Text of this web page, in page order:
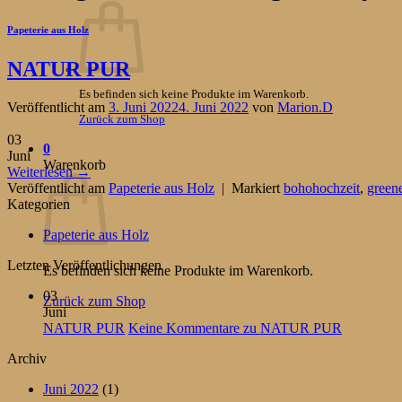
Es befinden sich keine Produkte im Warenkorb.
Zurück zum Shop
0
Warenkorb
Es befinden sich keine Produkte im Warenkorb.
Zurück zum Shop
Papeterie aus Holz
NATUR PUR
Veröffentlicht am 3. Juni 20224. Juni 2022 von Marion.D
03
Juni
Weiterlesen→
Veröffentlicht am Papeterie aus Holz | Markiert bohohochzeit,
Kategorien
Papeterie aus Holz
Letzten Veröffentlichungen
03
Juni
NATUR PUR Keine Kommentare zu NATUR PUR
Archiv
Juni 2022 (1)